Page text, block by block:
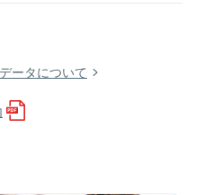
ータについて